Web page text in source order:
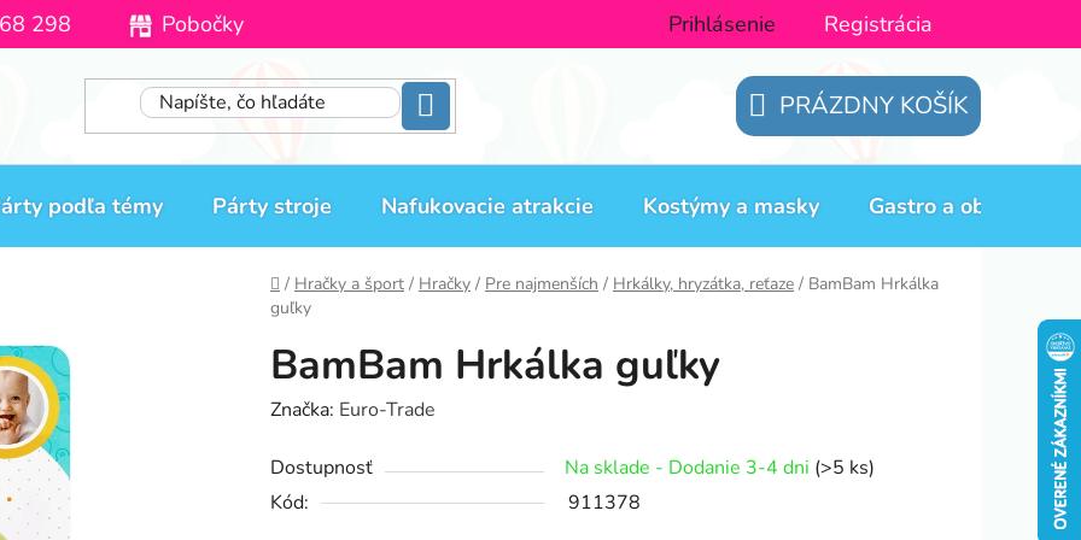
298 Pobočky Prihlásenie Registrácia
NÁKUPNÝ
KOŠÍK
PRÁZDNY KOŠÍK
podľa témy Párty stroje Nafukovacie atrakcie Kostýmy a masky Gastro a obaly
Domov
/ Hračky a šport / Hračky / Pre najmenších / Hrkálky, hryzátka, reťaze / BamBam Hrkálka
guľky
BamBam Hrkálka guľky
Značka: Euro-Trade
Dostupnosť Na sklade - Dodanie 3-4 dni (>5 ks)
Kód:
911378